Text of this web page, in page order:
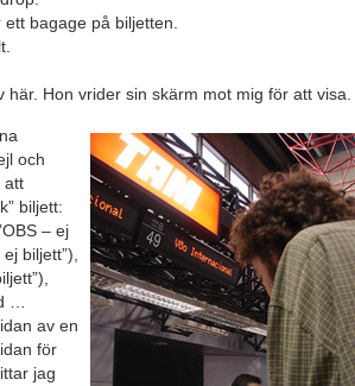
bagage på biljetten.
här. Hon vrider sin skärm mot mig för att visa.
och
att
biljett:
– ej
biljett”),
…
av en
för
jag